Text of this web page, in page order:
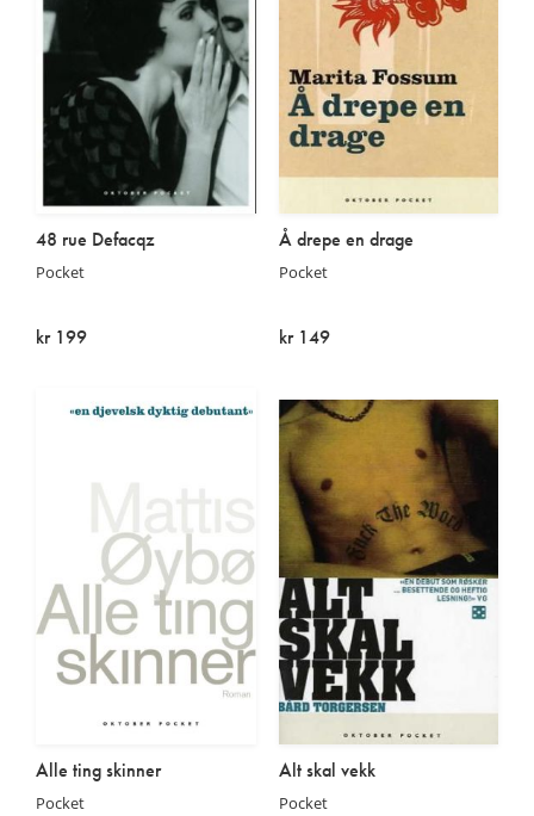
48 rue Defacqz
Pocket
kr 199
Å drepe en drage
Pocket
kr 149
Alle ting skinner
Pocket
Alt skal vekk
Pocket